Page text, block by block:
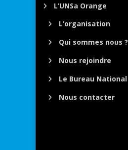
L’UNSa Orange
L’organisation
Qui sommes nous ?
Nous rejoindre
Le Bureau National
Nous contacter